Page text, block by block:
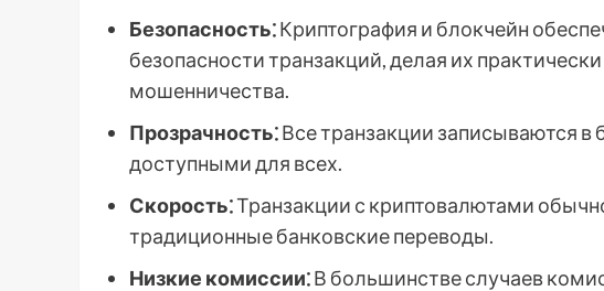
Безопасность⁚Криптография и блокчейн
безопасности транзакций, делая их
мошенничества.
Прозрачность⁚Все транзакции записываются в
доступными для всех.
Скорость⁚Транзакции с криптовалютами
традиционные банковские переводы.
Низкие комиссии⁚В большинстве случаев